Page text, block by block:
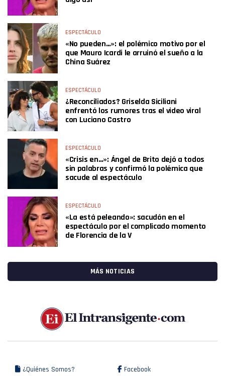
ESPECTÁCULO
«No pueden…»: el polémico motivo por el
que Mauro Icardi le arruinó el sueño a la
China Suárez
ESPECTÁCULO
¿Reconciliados? Griselda Siciliani
enfrentó los rumores tras el video viral
con Luciano Castro
ESPECTÁCULO
«Crisis en…»: Ángel de Brito dejó a todos
sin palabras y confirmó la polémica que
sacude al espectáculo
ESPECTÁCULO
«La está peleando»: sacudón en el
espectáculo por el complicado momento
de Florencia de la V
MÁS NOTICIAS
¿Quiénes Somos? Facebook